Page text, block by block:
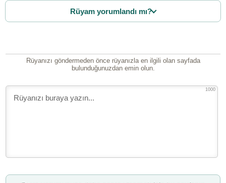
Rüyam yorumlandı mı?
Rüyanızı göndermeden önce rüyanızla en ilgili olan sayfada
bulunduğunuzdan emin olun.
1000